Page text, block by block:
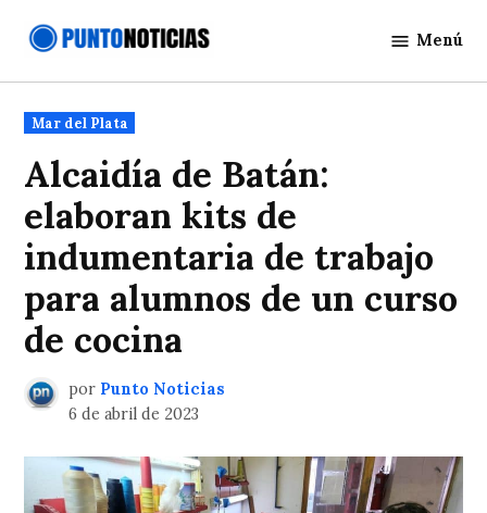
Noticias
Menú
Publicado
en
Mar del Plata
Alcaidía de Batán:
elaboran kits de
indumentaria de trabajo
para alumnos de un curso
de cocina
por Punto Noticias
6 de abril de 2023